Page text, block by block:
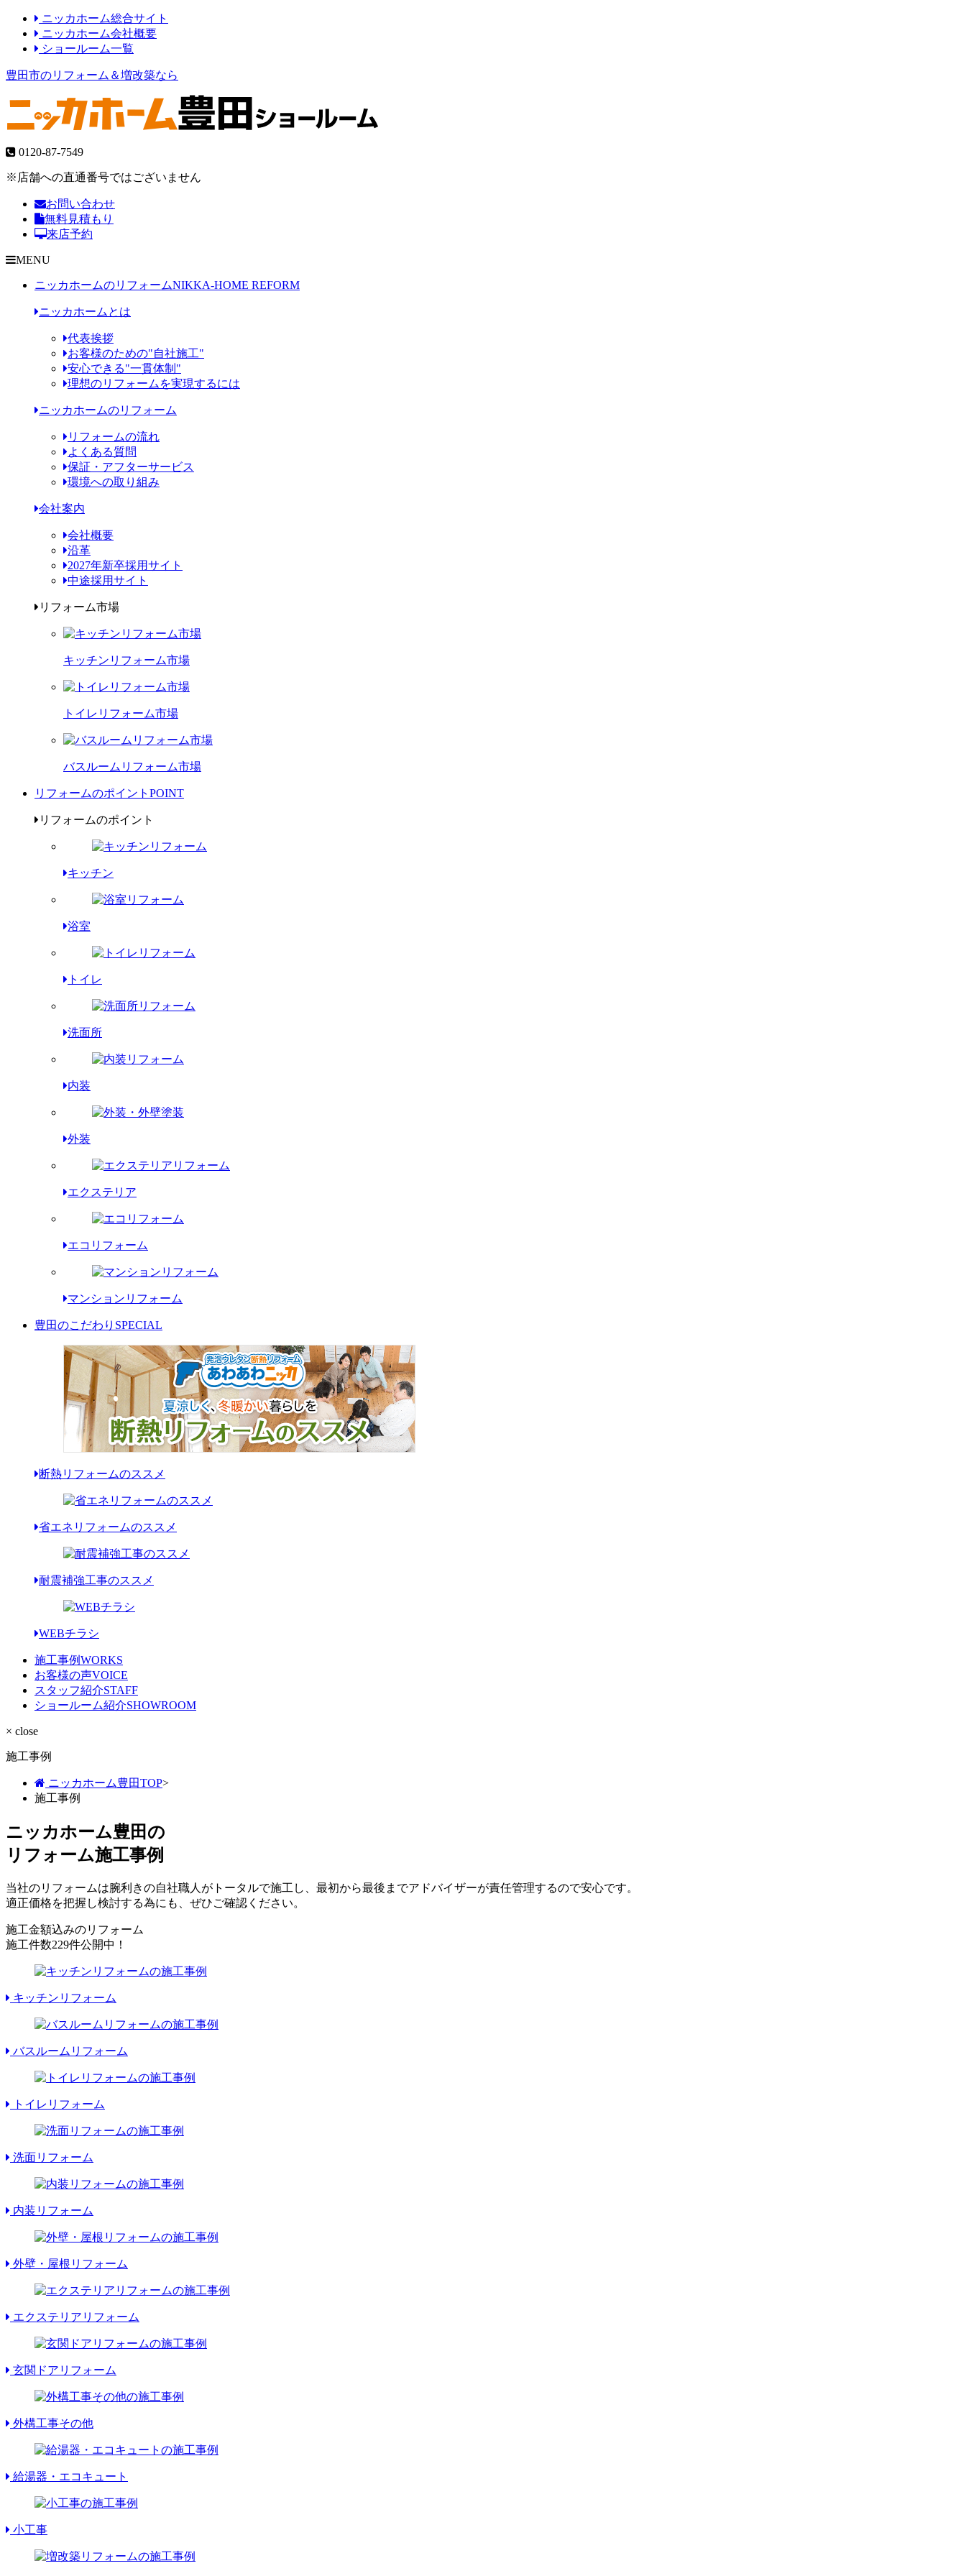
ニッカホーム総合サイト
ニッカホーム会社概要
ショールーム一覧
豊田市のリフォーム＆増改築なら
0120-87-7549
※店舗への直通番号ではございません
お問い合わせ
無料見積もり
来店予約
MENU
ニッカホームのリフォームNIKKA-HOME REFORM
ニッカホームとは
代表挨拶
お客様のための"自社施工"
安心できる"一貫体制"
理想のリフォームを実現するには
ニッカホームのリフォーム
リフォームの流れ
よくある質問
保証・アフターサービス
環境への取り組み
会社案内
会社概要
沿革
2027年新卒採用サイト
中途採用サイト
リフォーム市場
キッチンリフォーム市場
トイレリフォーム市場
バスルームリフォーム市場
リフォームのポイント POINT
リフォームのポイント
キッチン
浴室
トイレ
洗面所
内装
外装
エクステリア
エコリフォーム
マンションリフォーム
豊田のこだわり SPECIAL
断熱リフォームのススメ
省エネリフォームのススメ
耐震補強工事のススメ
WEBチラシ
施工事例WORKS
お客様の声VOICE
スタッフ紹介STAFF
ショールーム紹介SHOWROOM
× close
施工事例
ニッカホーム豊田TOP>
施工事例
ニッカホーム豊田の
リフォーム施工事例
当社のリフォームは腕利きの自社職人がトータルで施工し、最初から最後までアドバイザーが責任管理するので安心です。
適正価格を把握し検討する為にも、ぜひご確認ください。
施工金額込みのリフォーム
施工件数229件公開中！
キッチンリフォーム
バスルームリフォーム
トイレリフォーム
洗面リフォーム
内装リフォーム
外壁・屋根リフォーム
エクステリアリフォーム
玄関ドアリフォーム
外構工事その他
給湯器・エコキュート
小工事